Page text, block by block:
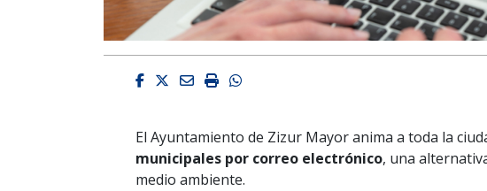
Facebook
Twitter
EmailImprimirWhatsapp
El Ayuntamiento de Zizur Mayor anima a toda la
municipales por correo electrónico, una
medio ambiente.